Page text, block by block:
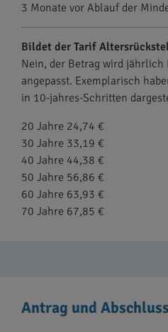
3 Monate vor Ablauf der
Bildet der Tarif
Nein, der Betrag wird
angepasst. Exemplarisch
in 10-jahres-Schritten
20 Jahre 24,74 €
30 Jahre 33,19 €
40 Jahre 44,38 €
50 Jahre 56,86 €
60 Jahre 63,93 €
70 Jahre 67,85 €
Antrag und Abschluss